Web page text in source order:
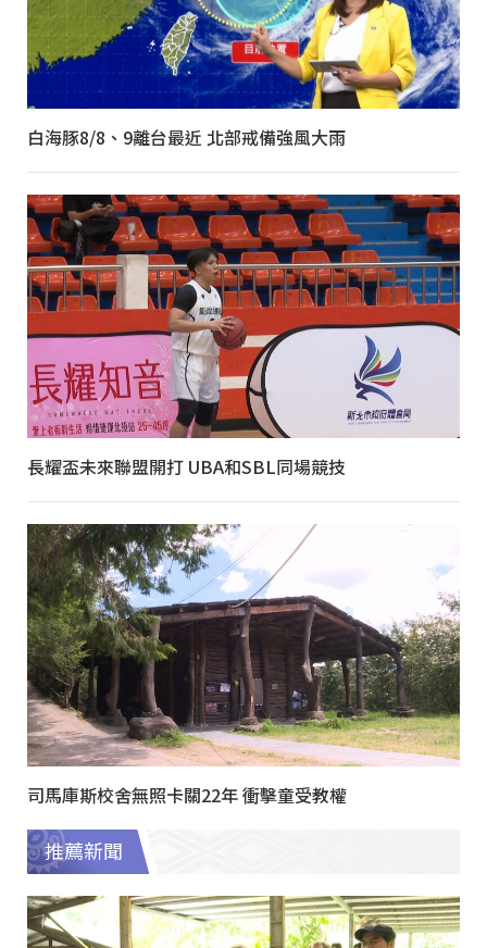
白海豚8/8、9離台最近 北部戒備強風大雨
長耀盃未來聯盟開打 UBA和SBL同場競技
司馬庫斯校舍無照卡關22年 衝擊童受教權
推薦新聞